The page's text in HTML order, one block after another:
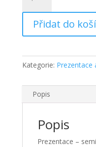
Rokoš
2026
-
množství
Přidat do
Kategorie: Prezentace
Popis
Popis
Prezentace –